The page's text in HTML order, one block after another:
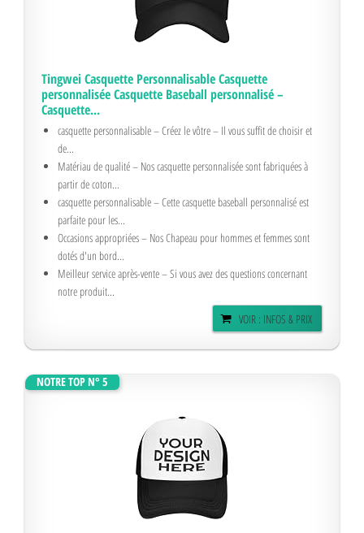
Tingwei Casquette Personnalisable Casquette
personnalisée Casquette Baseball personnalisé –
Casquette...
casquette personnalisable – Créez le vôtre – Il vous suffit de choisir et
de...
Matériau de qualité – Nos casquette personnalisée sont fabriquées à
partir de coton...
casquette personnalisable – Cette casquette baseball personnalisé est
parfaite pour les...
Occasions appropriées – Nos Chapeau pour hommes et femmes sont
dotés d'un bord...
Meilleur service après-vente – Si vous avez des questions concernant
notre produit...
VOIR : INFOS & PRIX
NOTRE TOP N° 5